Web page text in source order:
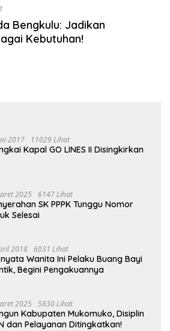
Bengkulu: Jadikan
Kebutuhan!
2017 11029 Lihat
Kapal GO LINES II Disingkirkan
2025 6147 Lihat
SK PPPK Tunggu Nomor
Selesai
2018 6031 Lihat
Wanita Ini Pelaku Buang Bayi
Begini Pengakuannya
2025 5830 Lihat
Kabupaten Mukomuko, Disiplin
dan Pelayanan Ditingkatkan!